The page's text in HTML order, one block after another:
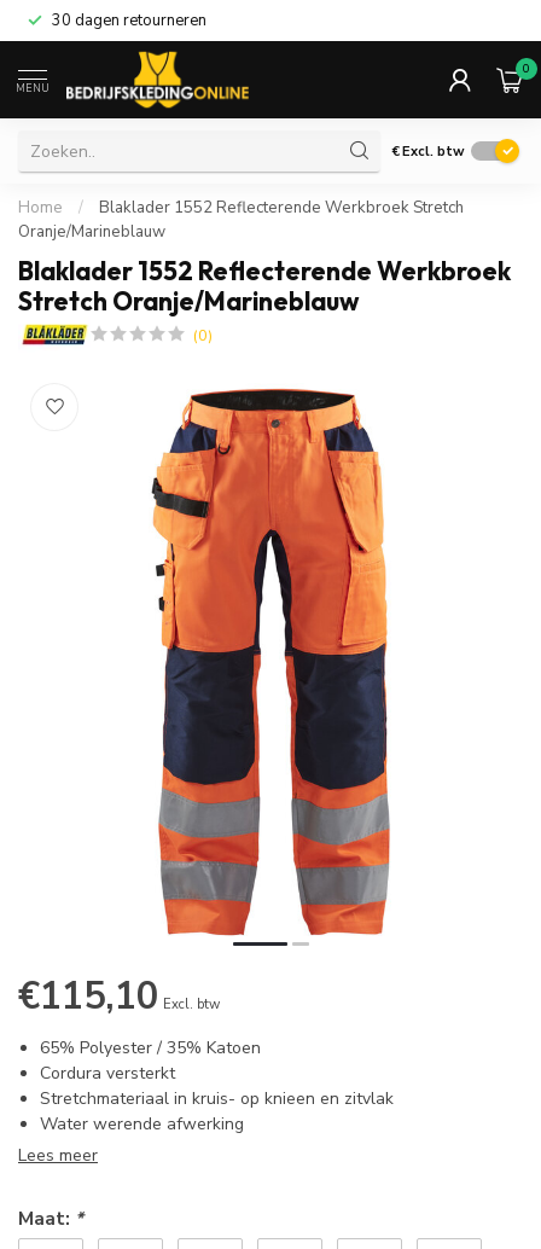
30 dagen retourneren
MENU
0
€Excl. btw
Home /
Blaklader 1552 Reflecterende Werkbroek Stretch
Oranje/Marineblauw
Blaklader 1552 Reflecterende Werkbroek
Stretch Oranje/Marineblauw
(0)
€115,10 Excl. btw
65% Polyester / 35% Katoen
Cordura versterkt
Stretchmateriaal in kruis- op knieen en zitvlak
Water werende afwerking
Lees meer
Maat: *